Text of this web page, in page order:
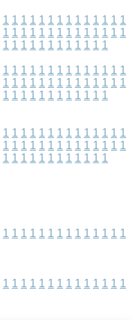
1 1 1 1 1 1 1 1 1 1 1 1 1 1
1 1 1 1 1 1 1 1 1 1 1 1 1 1
1 1 1 1 1 1 1 1 1 1 1 1
1 1 1 1 1 1 1 1 1 1 1 1 1 1
1 1 1 1 1 1 1 1 1 1 1 1 1 1
1 1 1 1 1 1 1 1 1 1 1 1
1 1 1 1 1 1 1 1 1 1 1 1 1 1
1 1 1 1 1 1 1 1 1 1 1 1 1 1
1 1 1 1 1 1 1 1 1 1 1 1
1 1 1 1 1 1 1 1 1 1 1 1 1 1
1 1 1 1 1 1 1 1 1 1 1 1 1 1